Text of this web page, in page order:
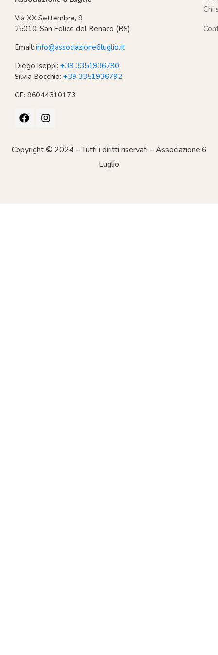
Via XX Settembre, 9
25010, San Felice del Benaco (BS)
Email: info@associazione6luglio.it
Diego Iseppi: +39 3351936790
Silvia Bocchio: +39 3351936792
CF: 96044310173
Chi
Copyright © 2024 – Tutti i diritti riservati – Associazione 6
Luglio